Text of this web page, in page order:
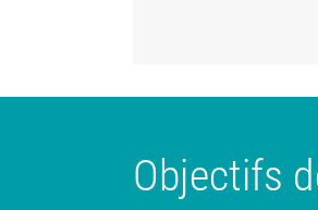
Objectifs